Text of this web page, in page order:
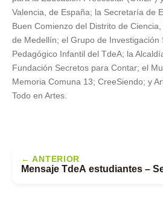
Valencia, de España; la Secretaría de
Buen Comienzo del Distrito de
de Medellín; el Grupo de Investigación
Pedagógico Infantil del TdeA; la
Fundación Secretos para Contar; el
Memoria Comuna 13; CreeSiendo; y
Todo en Artes.
← ANTERIOR
Mensaje TdeA estudiantes –